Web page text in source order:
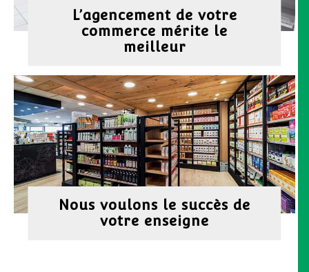
L’agencement de votre
commerce mérite le
meilleur
Nous voulons le succès de
votre enseigne